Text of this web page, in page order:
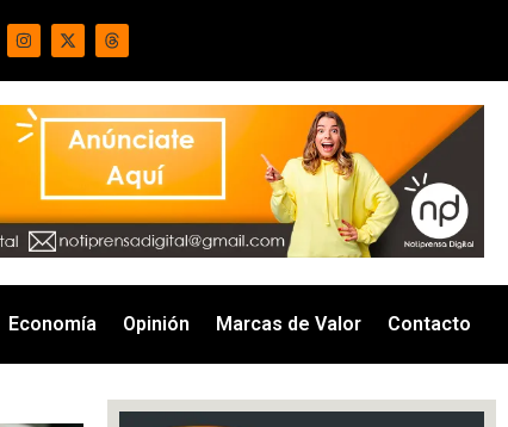
Economía Opinión Marcas de Valor Contacto